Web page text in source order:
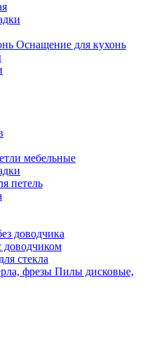
Оснащение для кухонь
мебельные
петель
доводчика
доводчиком
стекла
Пилы дисковые,